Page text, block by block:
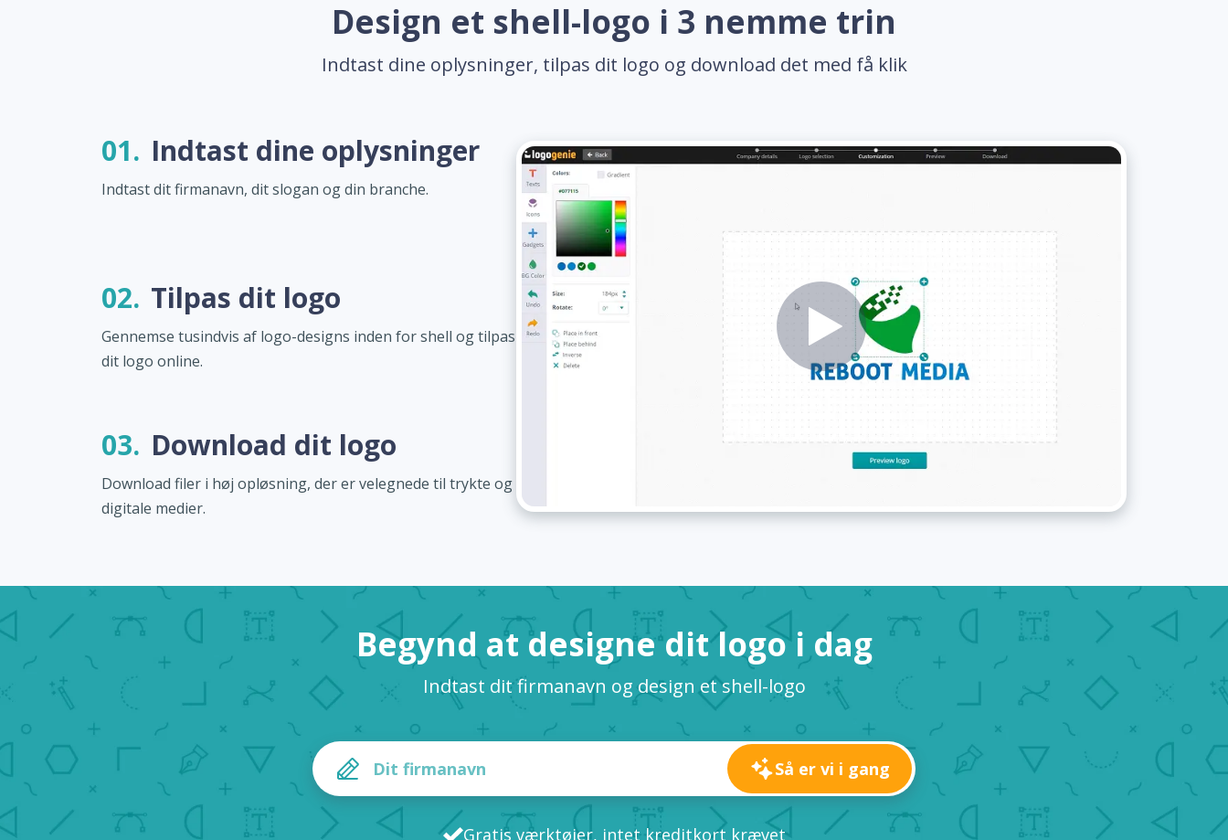
Design et shell-logo i 3 nemme trin
Indtast dine oplysninger, tilpas dit logo og download det med få klik
01. Indtast dine oplysninger
Indtast dit firmanavn, dit slogan og din branche.
02. Tilpas dit logo
Gennemse tusindvis af logo-designs inden for shell og tilpas
dit logo online.
03. Download dit logo
Download filer i høj opløsning, der er velegnede til trykte og
digitale medier.
Begynd at designe dit logo i dag
Indtast dit firmanavn og design et shell-logo
Så er vi i gang
Gratis værktøjer, intet kreditkort krævet